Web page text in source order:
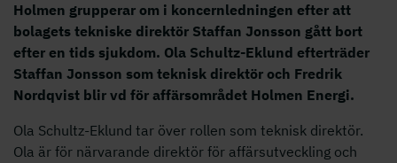
Holmen grupperar om i koncernledningen efter att
bolagets tekniske direktör Staffan Jonsson gått bort
efter en tids sjukdom. Ola Schultz-Eklund efterträder
Staffan Jonsson som teknisk direktör och Fredrik
Nordqvist blir vd för affärsområdet Holmen Energi.
Ola Schultz-Eklund tar över rollen som teknisk direktör.
Ola är för närvarande direktör för affärsutveckling och